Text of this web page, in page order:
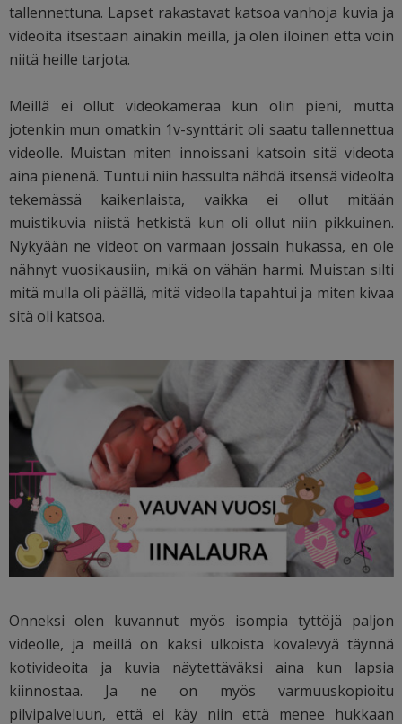
tallennettuna. Lapset rakastavat katsoa vanhoja kuvia ja
videoita itsestään ainakin meillä, ja olen iloinen että voin
niitä heille tarjota.
Meillä ei ollut videokameraa kun olin pieni, mutta
jotenkin mun omatkin 1v-synttärit oli saatu tallennettua
videolle. Muistan miten innoissani katsoin sitä videota
aina pienenä. Tuntui niin hassulta nähdä itsensä videolta
tekemässä kaikenlaista, vaikka ei ollut mitään
muistikuvia niistä hetkistä kun oli ollut niin pikkuinen.
Nykyään ne videot on varmaan jossain hukassa, en ole
nähnyt vuosikausiin, mikä on vähän harmi. Muistan silti
mitä mulla oli päällä, mitä videolla tapahtui ja miten kivaa
sitä oli katsoa.
Onneksi olen kuvannut myös isompia tyttöjä paljon
videolle, ja meillä on kaksi ulkoista kovalevyä täynnä
kotivideoita ja kuvia näytettäväksi aina kun lapsia
kiinnostaa. Ja ne on myös varmuuskopioitu
pilvipalveluun, että ei käy niin että menee hukkaan